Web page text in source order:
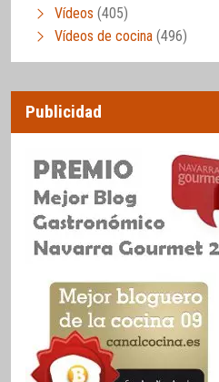
Vídeos (405)
Vídeos de cocina (496)
Publicidad